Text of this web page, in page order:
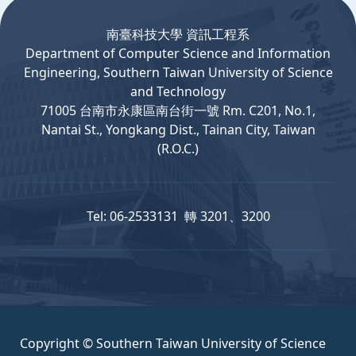
南臺科技大學 資訊工程系
Departmentof ComputerScience and Information
Engineering, Southern Taiwan University of Science
and Technology
71005 台南市永康區南台街一號 Rm. C201, No.1,
Nantai St., Yongkang Dist., Tainan City, Taiwan
(R.O.C.)
Tel: 06-2533131 轉 3201、3200
Copyright © Southern Taiwan University of Science